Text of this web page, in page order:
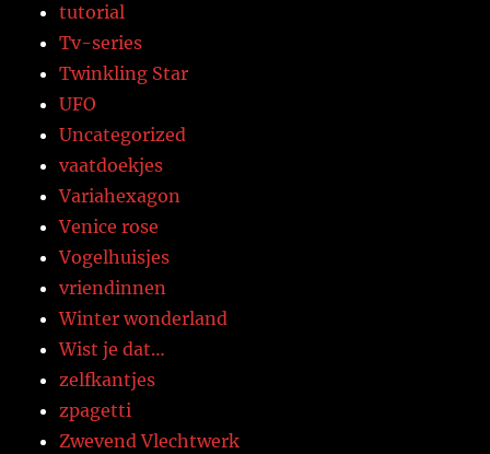
tutorial
Tv-series
Twinkling Star
UFO
Uncategorized
vaatdoekjes
Variahexagon
Venice rose
Vogelhuisjes
vriendinnen
Winter wonderland
Wist je dat…
zelfkantjes
zpagetti
Zwevend Vlechtwerk